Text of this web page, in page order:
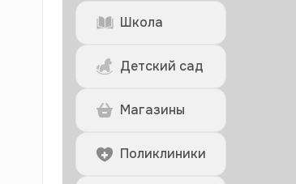
Школа
Детский сад
Магазины
Поликлиники